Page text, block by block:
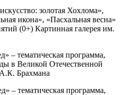
золотая Хохлома»,
икона», «Пасхальная весна»
(0+) Картинная галерея им.
– тематическая программа,
в Великой Отечественной
Брахмана
– тематическая программа,